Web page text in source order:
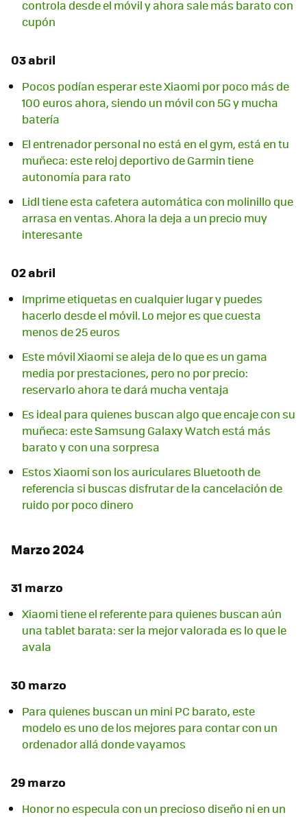
controla desde el móvil y ahora sale más barato con
cupón
03 abril
Pocos podían esperar este Xiaomi por poco más de
100 euros ahora, siendo un móvil con 5G y mucha
batería
El entrenador personal no está en el gym, está en tu
muñeca: este reloj deportivo de Garmin tiene
autonomía para rato
Lidl tiene esta cafetera automática con molinillo que
arrasa en ventas. Ahora la deja a un precio muy
interesante
02 abril
Imprime etiquetas en cualquier lugar y puedes
hacerlo desde el móvil. Lo mejor es que cuesta
menos de 25 euros
Este móvil Xiaomi se aleja de lo que es un gama
media por prestaciones, pero no por precio:
reservarlo ahora te dará mucha ventaja
Es ideal para quienes buscan algo que encaje con su
muñeca: este Samsung Galaxy Watch está más
barato y con una sorpresa
Estos Xiaomi son los auriculares Bluetooth de
referencia si buscas disfrutar de la cancelación de
ruido por poco dinero
Marzo 2024
31 marzo
Xiaomi tiene el referente para quienes buscan aún
una tablet barata: ser la mejor valorada es lo que le
avala
30 marzo
Para quienes buscan un mini PC barato, este
modelo es uno de los mejores para contar con un
ordenador allá donde vayamos
29 marzo
Honor no especula con un precioso diseño ni en un